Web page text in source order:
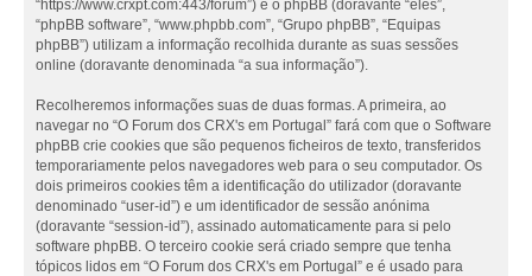
“https://www.crxpt.com:443/forum”) e o phpBB (doravante “eles”,
“phpBB software”, “www.phpbb.com”, “Grupo phpBB”, “Equipas
phpBB”) utilizam a informação recolhida durante as suas sessões
online (doravante denominada “a sua informação”).
Recolheremos informações suas de duas formas. A primeira, ao
navegar no “O Forum dos CRX's em Portugal” fará com que o Software
phpBB crie cookies que são pequenos ficheiros de texto, transferidos
temporariamente pelos navegadores web para o seu computador. Os
dois primeiros cookies têm a identificação do utilizador (doravante
denominado “user-id”) e um identificador de sessão anónima
(doravante “session-id”), assinado automaticamente para si pelo
software phpBB. O terceiro cookie será criado sempre que tenha
tópicos lidos em “O Forum dos CRX's em Portugal” e é usado para